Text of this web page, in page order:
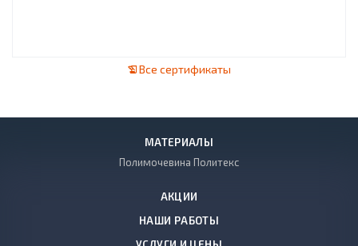
Все сертификаты
МАТЕРИАЛЫ
Полимочевина Политекс
АКЦИИ
НАШИ РАБОТЫ